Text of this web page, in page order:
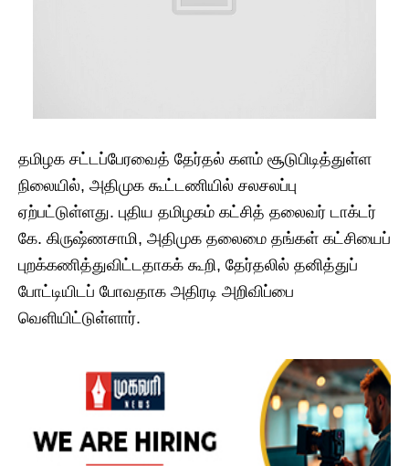
தமிழக சட்டப்பேரவைத் தேர்தல் களம் சூடுபிடித்துள்ள
நிலையில், அதிமுக கூட்டணியில் சலசலப்பு
ஏற்பட்டுள்ளது. புதிய தமிழகம் கட்சித் தலைவர் டாக்டர்
கே. கிருஷ்ணசாமி, அதிமுக தலைமை தங்கள் கட்சியைப்
புறக்கணித்துவிட்டதாகக் கூறி, தேர்தலில் தனித்துப்
போட்டியிடப் போவதாக அதிரடி அறிவிப்பை
வெளியிட்டுள்ளார்.